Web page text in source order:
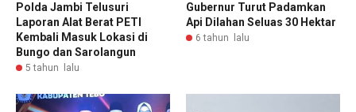
Polda Jambi Telusuri
Laporan Alat Berat PETI
Kembali Masuk Lokasi di
Bungo dan Sarolangun
5 tahun lalu
Gubernur Turut Padamkan
Api Dilahan Seluas 30 Hektar
6 tahun lalu